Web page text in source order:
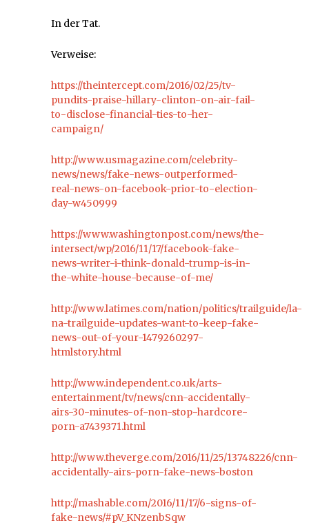
In der Tat.
Verweise:
https://theintercept.com/2016/02/25/tv-
pundits-praise-hillary-clinton-on-air-fail-
to-disclose-financial-ties-to-her-
campaign/
http://www.usmagazine.com/celebrity-
news/news/fake-news-outperformed-
real-news-on-facebook-prior-to-election-
day-w450999
https://www.washingtonpost.com/news/the-
intersect/wp/2016/11/17/facebook-fake-
news-writer-i-think-donald-trump-is-in-
the-white-house-because-of-me/
http://www.latimes.com/nation/politics/trailguide/la-
na-trailguide-updates-want-to-keep-fake-
news-out-of-your-1479260297-
htmlstory.html
http://www.independent.co.uk/arts-
entertainment/tv/news/cnn-accidentally-
airs-30-minutes-of-non-stop-hardcore-
porn-a7439371.html
http://www.theverge.com/2016/11/25/13748226/cnn-
accidentally-airs-porn-fake-news-boston
http://mashable.com/2016/11/17/6-signs-of-
fake-news/#pV_KNzenbSqw